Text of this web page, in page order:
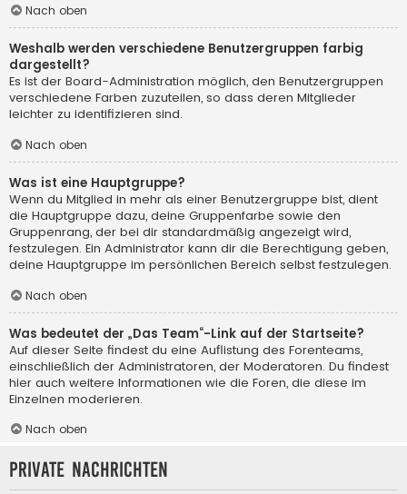
Nach oben
Weshalb werden verschiedene Benutzergruppen farbig
dargestellt?
Es ist der Board-Administration möglich, den Benutzergruppen
verschiedene Farben zuzuteilen, so dass deren Mitglieder
leichter zu identifizieren sind.
Nach oben
Was ist eine Hauptgruppe?
Wenn du Mitglied in mehr als einer Benutzergruppe bist, dient
die Hauptgruppe dazu, deine Gruppenfarbe sowie den
Gruppenrang, der bei dir standardmäßig angezeigt wird,
festzulegen. Ein Administrator kann dir die Berechtigung geben,
deine Hauptgruppe im persönlichen Bereich selbst festzulegen.
Nach oben
Was bedeutet der „Das Team“-Link auf der Startseite?
Auf dieser Seite findest du eine Auflistung des Forenteams,
einschließlich der Administratoren, der Moderatoren. Du findest
hier auch weitere Informationen wie die Foren, die diese im
Einzelnen moderieren.
Nach oben
Private Nachrichten